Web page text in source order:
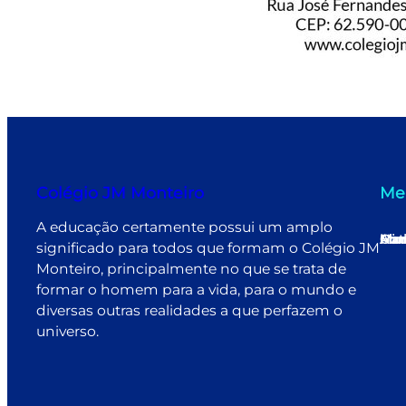
Colégio JM Monteiro
A educação certamente possui um amplo
significado para todos que formam o Colégio JM
Monteiro, principalmente no que se trata de
formar o homem para a vida, para o mundo e
diversas outras realidades a que perfazem o
universo.